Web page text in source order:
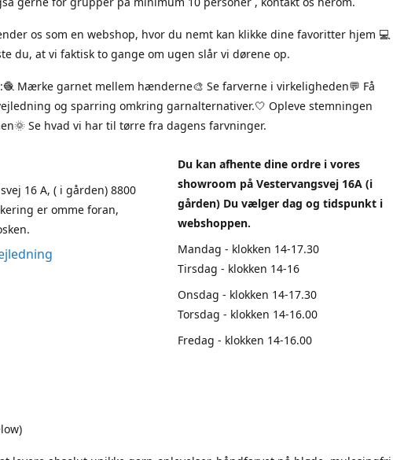
os som en webshop, hvor du nemt kan klikke dine favoritter hjem 💻
du, at vi faktisk to gange om ugen slår vi dørene op.
Mærke garnet mellem hænderne🎨 Se farverne i virkeligheden💬 Få
og sparring omkring garnalternativer.🤍 Opleve stemningen
Se hvad vi har til tørre fra dagens farvninger.
16 A, ( i gården) 8800
er omme foran,
Du kan afhente dine ordre i vores
showroom på Vestervangsvej 16A (i
gården) Du vælger dag og tidspunkt i
webshoppen.
Mandag - klokken 14-17.30
Tirsdag - klokken 14-16
Onsdag - klokken 14-17.30
Torsdag - klokken 14-16.00
Fredag - klokken 14-16.00